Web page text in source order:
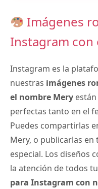
Imágenes
Instagram
Instagram es la
nuestras imágenes
el nombre Mery
perfectas tanto en el
Puedes compartirlas
Mery, o publicarlas
especial. Los diseños
la atención de todos
para Instagram con